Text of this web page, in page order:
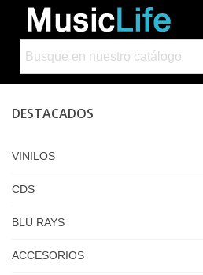
DESTACADOS
VINILOS
CDS
BLU RAYS
ACCESORIOS